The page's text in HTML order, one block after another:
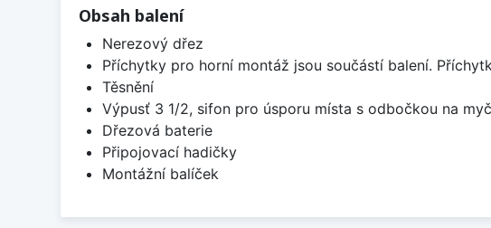
Obsah balení
Nerezový dřez
Příchytky pro horní montáž jsou součástí balení.
Těsnění
Výpusť 3 1/2, sifon pro úsporu místa s odbočkou na
Dřezová baterie
Připojovací hadičky
Montážní balíček